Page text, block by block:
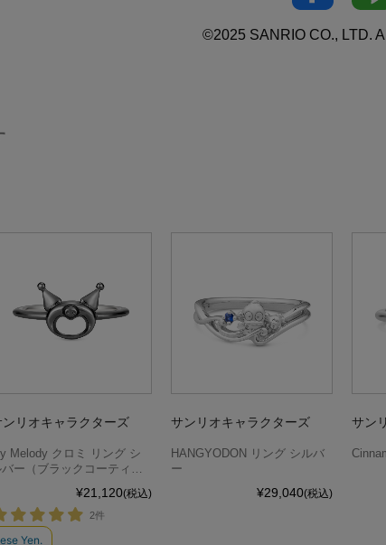
©2025 SANRIO CO., LTD.
リオキャラクターズ
Melody クロミ リング シ
バー（ブラックコーティン
¥21,120(税込)
2件
サンリオキャラクターズ
HANGYODON リング シルバ
ー
¥29,040(税込)
サン